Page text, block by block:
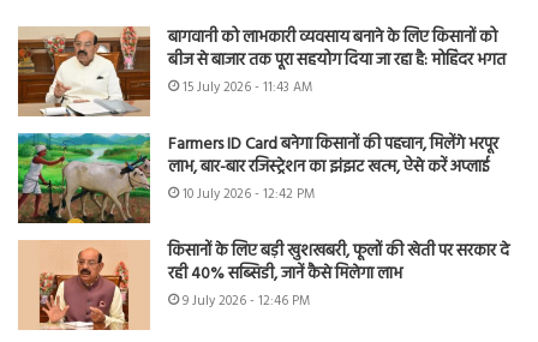
बागवानी को लाभकारी व्यवसाय बनाने के लिए किसानों को
बीज से बाजार तक पूरा सहयोग दिया जा रहा है: मोहिंदर भगत
15 July 2026 - 11:43 AM
Farmers ID Card बनेगा किसानों की पहचान, मिलेंगे भरपूर
लाभ, बार-बार रजिस्ट्रेशन का झंझट खत्म, ऐसे करें अप्लाई
10 July 2026 - 12:42 PM
किसानों के लिए बड़ी खुशखबरी, फूलों की खेती पर सरकार दे
रही 40% सब्सिडी, जानें कैसे मिलेगा लाभ
9 July 2026 - 12:46 PM